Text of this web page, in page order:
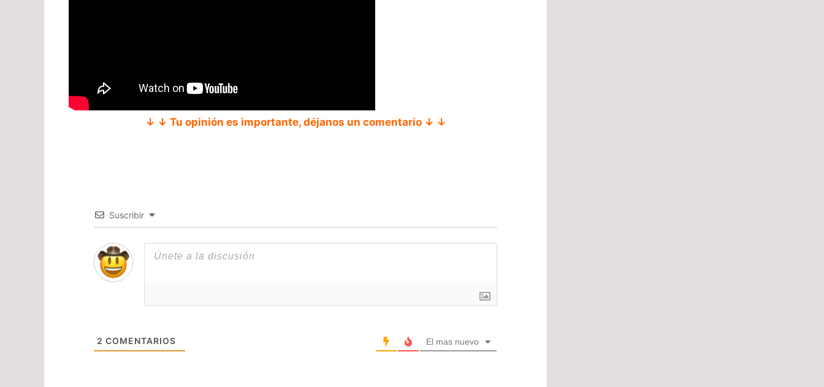
↓ ↓ Tu opinión es importante, déjanos un comentario ↓ ↓
Suscribir
2 COMENTARIOS El mas nuevo